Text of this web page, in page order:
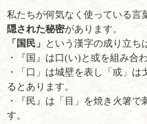
私たちが何気なく使っている言
隠された秘密があります。
「国民」 という漢字の成り立ち
・『国』は口(い)と或を組み合
・「口」は城壁を表し「或」
るとあります。
・『民』は「目」を焼き火箸
す。